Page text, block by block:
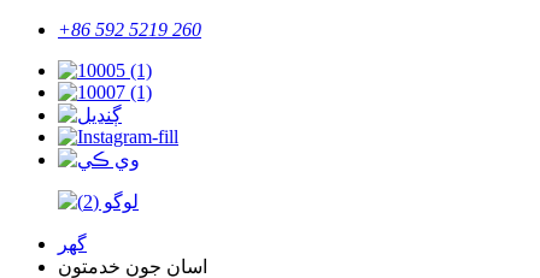
+86 592 5219 260
گهر
اسان جون خدمتون